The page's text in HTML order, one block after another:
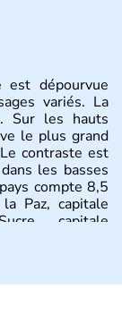
dépourvue
variés. La
Sur les hauts
le plus grand
contraste est
les basses
compte 8,5
Paz, capitale
capitale